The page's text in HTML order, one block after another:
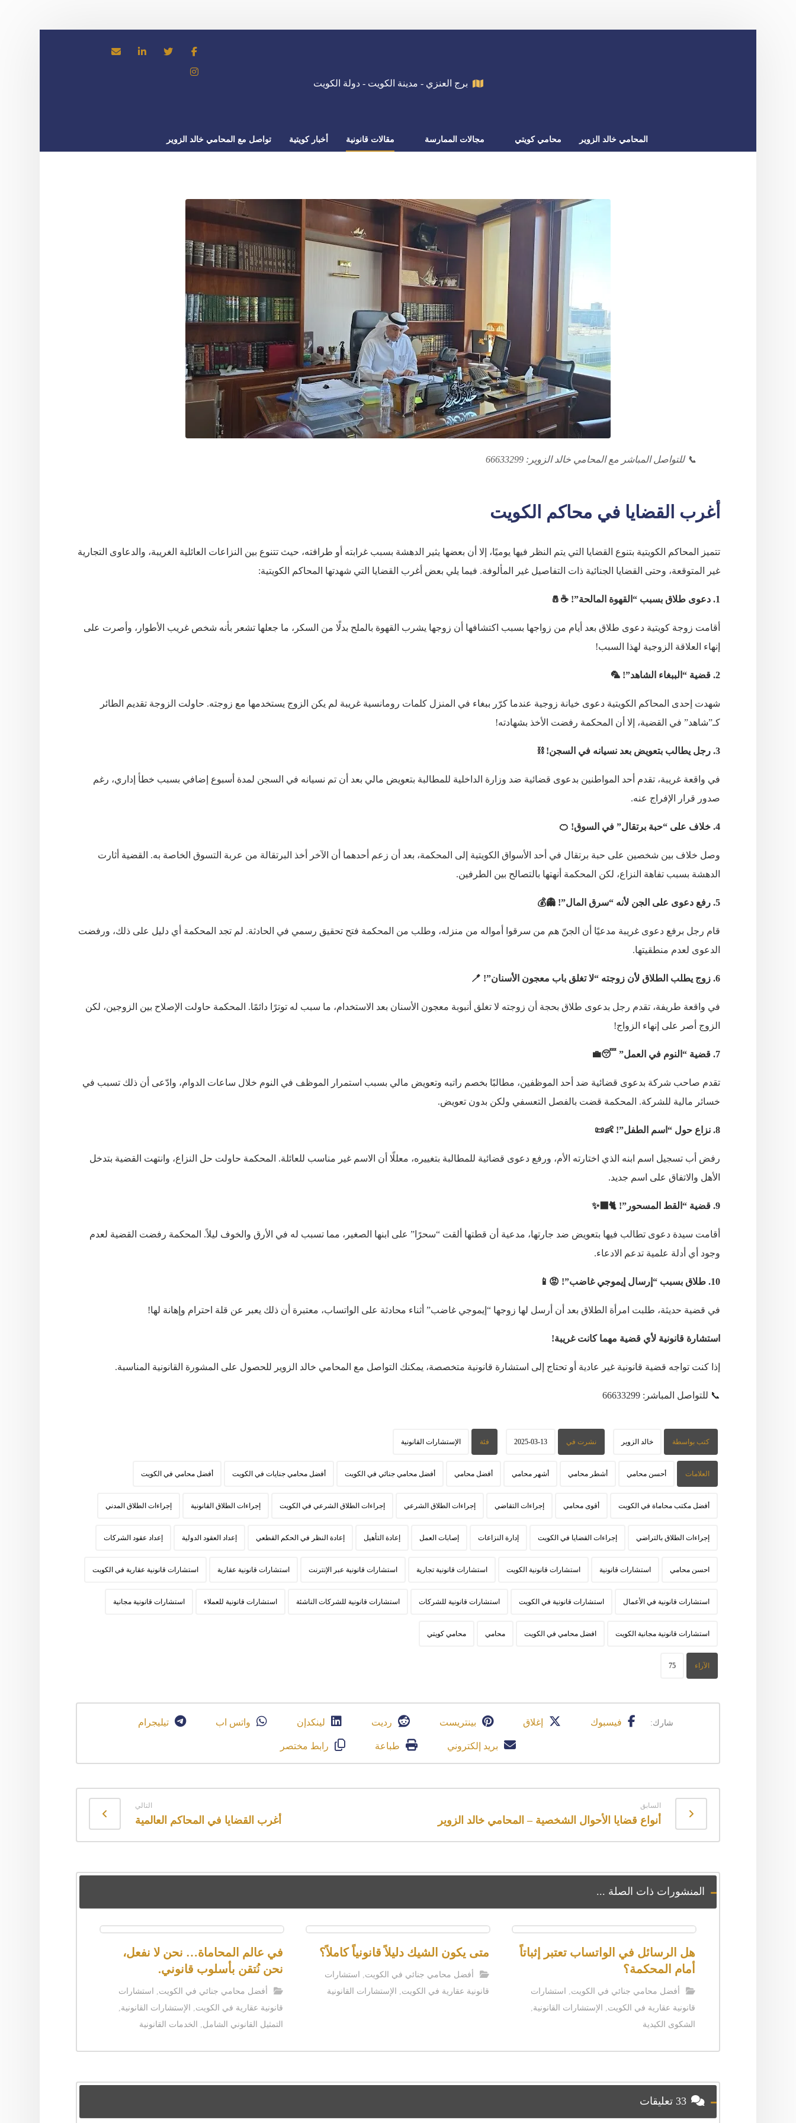
برج العنزي - مدينة الكويت - دولة الكويت
المحامي خالد الزوير محامي كويتي مجالات الممارسة مقالات قانونية أخبار كويتية تواصل مع المحامي خالد الزوير
📞 للتواصل المباشر مع المحامي خالد الزوير: 66633299
أغرب القضايا في محاكم الكويت
تتميز المحاكم الكويتية بتنوع القضايا التي يتم النظر فيها يوميًا، إلا أن بعضها يثير الدهشة بسبب غرابته أو طرافته، حيث تتنوع بين النزاعات العائلية الغريبة، والدعاوى التجارية
غير المتوقعة، وحتى القضايا الجنائية ذات التفاصيل غير المألوفة. فيما يلي بعض أغرب القضايا التي شهدتها المحاكم الكويتية:
1. دعوى طلاق بسبب “القهوة المالحة”! ☕🧂
أقامت زوجة كويتية دعوى طلاق بعد أيام من زواجها بسبب اكتشافها أن زوجها يشرب القهوة بالملح بدلًا من السكر، ما جعلها تشعر بأنه شخص غريب الأطوار، وأصرت على
إنهاء العلاقة الزوجية لهذا السبب!
2. قضية “الببغاء الشاهد”! 🦜
شهدت إحدى المحاكم الكويتية دعوى خيانة زوجية عندما كرّر ببغاء في المنزل كلمات رومانسية غريبة لم يكن الزوج يستخدمها مع زوجته. حاولت الزوجة تقديم الطائر
كـ”شاهد” في القضية، إلا أن المحكمة رفضت الأخذ بشهادته!
3. رجل يطالب بتعويض بعد نسيانه في السجن! ⛓️
في واقعة غريبة، تقدم أحد المواطنين بدعوى قضائية ضد وزارة الداخلية للمطالبة بتعويض مالي بعد أن تم نسيانه في السجن لمدة أسبوع إضافي بسبب خطأ إداري، رغم
صدور قرار الإفراج عنه.
4. خلاف على “حبة برتقال” في السوق! 🍊
وصل خلاف بين شخصين على حبة برتقال في أحد الأسواق الكويتية إلى المحكمة، بعد أن زعم أحدهما أن الآخر أخذ البرتقالة من عربة التسوق الخاصة به. القضية أثارت
الدهشة بسبب تفاهة النزاع، لكن المحكمة أنهتها بالتصالح بين الطرفين.
5. رفع دعوى على الجن لأنه “سرق المال”! 👻💰
قام رجل برفع دعوى غريبة مدعيًا أن الجنّ هم من سرقوا أمواله من منزله، وطلب من المحكمة فتح تحقيق رسمي في الحادثة. لم تجد المحكمة أي دليل على ذلك، ورفضت
الدعوى لعدم منطقيتها.
6. زوج يطلب الطلاق لأن زوجته “لا تغلق باب معجون الأسنان”! 🪥
في واقعة طريفة، تقدم رجل بدعوى طلاق بحجة أن زوجته لا تغلق أنبوبة معجون الأسنان بعد الاستخدام، ما سبب له توترًا دائمًا. المحكمة حاولت الإصلاح بين الزوجين، لكن
الزوج أصر على إنهاء الزواج!
7. قضية “النوم في العمل” 😴💼
تقدم صاحب شركة بدعوى قضائية ضد أحد الموظفين، مطالبًا بخصم راتبه وتعويض مالي بسبب استمرار الموظف في النوم خلال ساعات الدوام، وادّعى أن ذلك تسبب في
خسائر مالية للشركة. المحكمة قضت بالفصل التعسفي ولكن بدون تعويض.
8. نزاع حول “اسم الطفل”! 👶📜
رفض أب تسجيل اسم ابنه الذي اختارته الأم، ورفع دعوى قضائية للمطالبة بتغييره، معللًا أن الاسم غير مناسب للعائلة. المحكمة حاولت حل النزاع، وانتهت القضية بتدخل
الأهل والاتفاق على اسم جديد.
9. قضية “القط المسحور”! 🐈‍⬛✨
أقامت سيدة دعوى تطالب فيها بتعويض ضد جارتها، مدعية أن قطتها ألقت “سحرًا” على ابنها الصغير، مما تسبب له في الأرق والخوف ليلاً. المحكمة رفضت القضية لعدم
وجود أي أدلة علمية تدعم الادعاء.
10. طلاق بسبب “إرسال إيموجي غاضب”! 😡📱
في قضية حديثة، طلبت امرأة الطلاق بعد أن أرسل لها زوجها “إيموجي غاضب” أثناء محادثة على الواتساب، معتبرة أن ذلك يعبر عن قلة احترام وإهانة لها!
استشارة قانونية لأي قضية مهما كانت غريبة!
إذا كنت تواجه قضية قانونية غير عادية أو تحتاج إلى استشارة قانونية متخصصة، يمكنك التواصل مع المحامي خالد الزوير للحصول على المشورة القانونية المناسبة.
📞 للتواصل المباشر: 66633299
كتب بواسطة خالد الزوير نشرت في 2025-03-13 فئة الإستشارات القانونية
العلامات أحسن محامي أشطر محامي أشهر محامي أفضل محامي أفضل محامي جنائي في الكويت أفضل محامي جنايات في الكويت أفضل محامي في الكويت
أفضل مكتب محاماة في الكويت أقوى محامي إجراءات التقاضي إجراءات الطلاق الشرعي إجراءات الطلاق الشرعي في الكويت إجراءات الطلاق القانونية إجراءات الطلاق المدني
إجراءات الطلاق بالتراضي إجراءات القضايا في الكويت إدارة النزاعات إصابات العمل إعادة التأهيل إعادة النظر في الحكم القطعي إعداد العقود الدولية إعداد عقود الشركات
احسن محامي استشارات قانونية استشارات قانونية الكويت استشارات قانونية تجارية استشارات قانونية عبر الإنترنت استشارات قانونية عقارية استشارات قانونية عقارية في الكويت
استشارات قانونية في الأعمال استشارات قانونية في الكويت استشارات قانونية للشركات استشارات قانونية للشركات الناشئة استشارات قانونية للعملاء استشارات قانونية مجانية
استشارات قانونية مجانية الكويت افضل محامي في الكويت محامي محامي كويتي
الآراء 75
فيسبوك إغلاق بينتريست رديت لينكدإن واتس اب تيليجرام
بريد إلكتروني طباعة رابط مختصر
السابق
أنواع قضايا الأحوال الشخصية – المحامي خالد الزوير
التالي
أغرب القضايا في المحاكم العالمية
المنشورات ذات الصلة ...
هل الرسائل في الواتساب تعتبر إثباتاً
أمام المحكمة؟
أفضل محامي جنائي في الكويت,
استشارات
قانونية عقارية في الكويت, الإستشارات القانونية,
الشكوى الكيدية
متى يكون الشيك دليلاً قانونياً كاملاً؟
أفضل محامي جنائي في الكويت,
استشارات
قانونية عقارية في الكويت, الإستشارات القانونية
في عالم المحاماة… نحن لا نفعل،
نحن نُتقن بأسلوب قانوني.
أفضل محامي جنائي في الكويت,
استشارات
قانونية عقارية في الكويت, الإستشارات القانونية,
التمثيل القانوني الشامل, الخدمات القانونية
33 تعليقات